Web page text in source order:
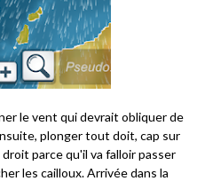
le vent qui devrait obliquer de
plonger tout doit, cap sur
parce qu'il va falloir passer
les cailloux. Arrivée dans la